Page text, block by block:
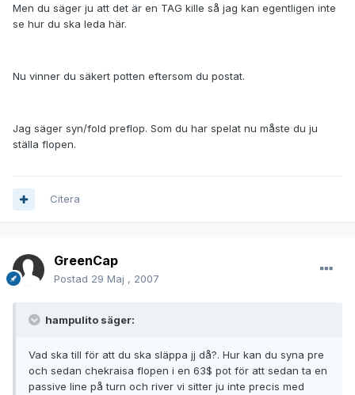
Men du säger ju att det är en TAG kille så jag kan egentligen inte
se hur du ska leda här.
Nu vinner du säkert potten eftersom du postat.
Jag säger syn/fold preflop. Som du har spelat nu måste du ju
ställa flopen.
Citera
GreenCap
Postad 29 Maj , 2007
hampulito säger:
Vad ska till för att du ska släppa jj då?. Hur kan du syna pre
och sedan chekraisa flopen i en 63$ pot för att sedan ta en
passive line på turn och river vi sitter ju inte precis med